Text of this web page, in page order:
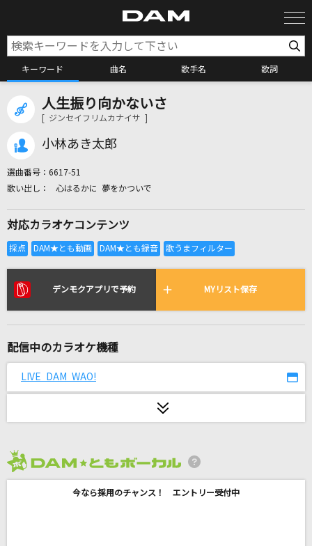
キーワード 曲名 歌手名 歌詞
カラオケ検索
全国りれき
リアルタイムで歌われている曲の一覧
[生音]シルエット
故にユーエンミー
人生振り向かないさ
[ ジンセイフリムカナイサ ]
小林あき太郎
選曲番号： 6617-51
心はるかに 夢をかついで
対応カラオケコンテンツ
デンモクアプリで予約 MYリスト保存
配信中のカラオケ機種
LIVE DAM WAO!
今なら採用のチャンス！ エントリー受付中